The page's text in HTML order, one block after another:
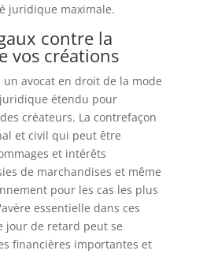
juridique maximale.
contre la
vos créations
un avocat en droit de la mode
étendu pour
créateurs. La contrefaçon
et civil qui peut être
et intérêts
de marchandises et même
pour les cas les plus
essentielle dans ces
jour de retard peut se
financières importantes et